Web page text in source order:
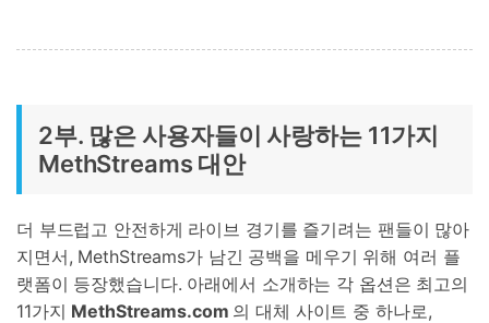
2부. 많은 사용자들이 사랑하는 11가지
MethStreams 대안
더 부드럽고 안전하게 라이브 경기를 즐기려는 팬들이 많아
지면서, MethStreams가 남긴 공백을 메우기 위해 여러 플
랫폼이 등장했습니다. 아래에서 소개하는 각 옵션은 최고의
11가지 MethStreams.com 의 대체 사이트 중 하나로,